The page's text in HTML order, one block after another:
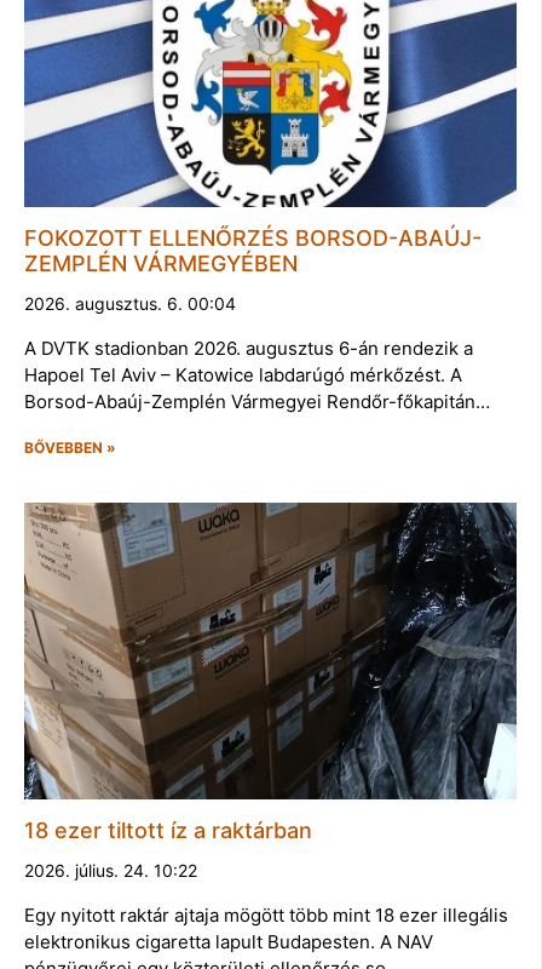
FOKOZOTT ELLENŐRZÉS BORSOD-ABAÚJ-
ZEMPLÉN VÁRMEGYÉBEN
2026. augusztus. 6. 00:04
A DVTK stadionban 2026. augusztus 6-án rendezik a
Hapoel Tel Aviv – Katowice labdarúgó mérkőzést. A
Borsod-Abaúj-Zemplén Vármegyei Rendőr-főkapitán…
BŐVEBBEN »
18 ezer tiltott íz a raktárban
2026. július. 24. 10:22
Egy nyitott raktár ajtaja mögött több mint 18 ezer illegális
elektronikus cigaretta lapult Budapesten. A NAV